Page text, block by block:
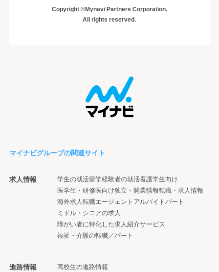
Copyright ©Mynavi Partners Corporation.
All rights reserved.
マイナビグループの関連サイト
求人情報 学生の就活留学経験者の就活看護学生向け
医学生・研修医向け独立・開業情報転職・求人情報
海外求人転職エージェント アルバイト パート
ミドル・シニアの求人
障がい者に特化した求人紹介サービス
福祉・介護の転職／パート
進路情報 高校生の進路情報